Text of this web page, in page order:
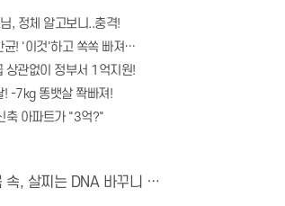
, 정체 알고보니..충격!
균! '이것'하고 쏙쏙 빠져…
상관없이 정부서 1억지원!
! -7kg 똥뱃살 쫙빠져!
축 아파트가 "3억?"
속, 살찌는 DNA 바꾸니 자